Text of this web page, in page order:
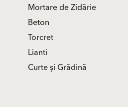
Mortare de Zidărie
Beton
Torcret
Lianti
Curte și Grădină